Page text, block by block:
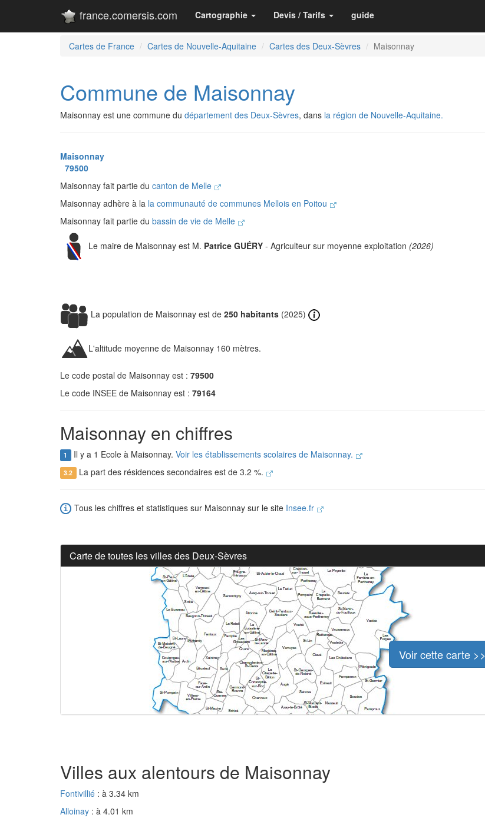
france.comersis.com Cartographie Devis / Tarifs guide
Cartes de France Cartes de Nouvelle-Aquitaine Cartes des Deux-Sèvres Maisonnay
Commune de Maisonnay
Maisonnay est une commune du département des Deux-Sèvres, dans la région de Nouvelle-Aquitaine.
Maisonnay
79500
Maisonnay fait partie du canton de Melle
Maisonnay adhère à la la communauté de communes Mellois en Poitou
Maisonnay fait partie du bassin de vie de Melle
Le maire de Maisonnay est M. Patrice GUÉRY - Agriculteur sur moyenne exploitation (2026)
La population de Maisonnay est de 250 habitants (2025)
L'altitude moyenne de Maisonnay 160 mètres.
Le code postal de Maisonnay est : 79500
Le code INSEE de Maisonnay est : 79164
Maisonnay en chiffres
1 Il y a 1 Ecole à Maisonnay. Voir les établissements scolaires de Maisonnay.
3.2 La part des résidences secondaires est de 3.2 %.
Tous les chiffres et statistiques sur Maisonnay sur le site Insee.fr
Carte de toutes les villes des Deux-Sèvres
Voir cette carte >>
Villes aux alentours de Maisonnay
Fontivillié : à 3.34 km
Alloinay : à 4.01 km